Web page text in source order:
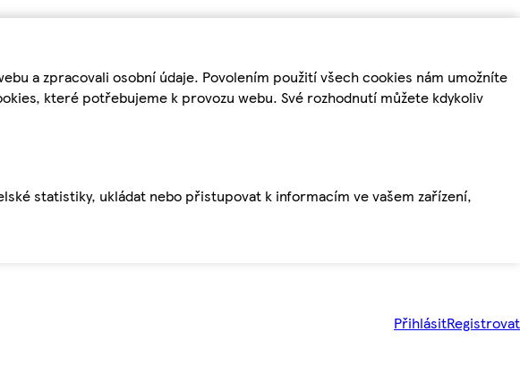
a zpracovali osobní údaje. Povolením použití všech cookies nám umožníte
které potřebujeme k provozu webu. Své rozhodnutí můžete kdykoliv
statistiky, ukládat nebo přistupovat k informacím ve vašem zařízení,
PřihlásitRegistrovat